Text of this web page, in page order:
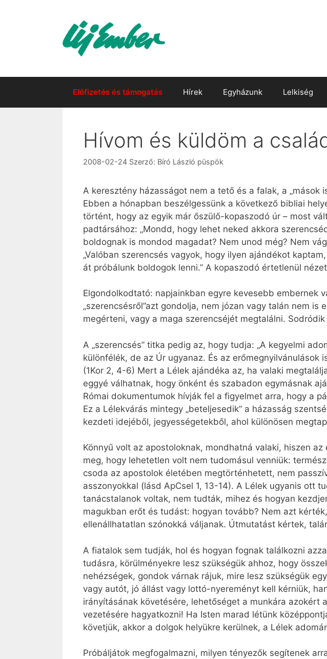
Előfizetés és támogatás Hírek Egyházunk Lelkiség
Hívom és küldöm a
2008-02-24 Szerző: Bíró László püspök
A keresztény házasságot nem a tető és a falak, a
Ebben a hónapban beszélgessünk a következő bibliai
történt, hogy az egyik már őszülő-kopaszodó úr – most
padtársához: „Mondd, hogy lehet neked akkora
boldognak is mondod magadat? Nem unod még? Nem
„Valóban szerencsés vagyok, hogy ilyen ajándékot
át próbálunk boldogok lenni.” A kopaszodó értetlenül
Elgondolkodtató: napjainkban egyre kevesebb embernek
„szerencsésről”azt gondolja, nem józan vagy talán nem
megérteni, vagy a maga szerencséjét megtalálni.
A „szerencsés” titka pedig az, hogy tudja: „A kegyelmi
különfélék, de az Úr ugyanaz. És az
(1Kor 2, 4-6) Mert a Lélek ajándéka az, ha valaki
eggyé válhatnak, hogy önként és szabadon egymásnak
Római dokumentumok hívják fel a figyelmet arra, hogy a
Ez a Lélekvárás mintegy „beteljesedik” a házasság
kezdeti idejéből, jegyességetekből, ahol különösen
Könnyű volt az apostoloknak, mondhatná valaki, hiszen
meg, hogy lehetetlen volt nem tudomásul venniük:
csoda az apostolok életében megtörténhetett, nem
asszonyokkal (lásd ApCsel 1, 13-14). A Lélek ugyanis ott
tanácstalanok voltak, nem tudták, mihez és hogyan
magukban erőt és tudást: hogyan tovább? Nem azt
ellenállhatatlan szónokká váljanak. Útmutatást kértek,
A fiatalok sem tudják, hol és hogyan fognak találkozni
tudásra, körülményekre lesz szükségük ahhoz, hogy
nehézségek, gondok várnak rájuk, mire lesz szükségük
vagy autót, jó állást vagy lottó-nyereményt kell kérniük,
irányításának követésére, lehetőséget a munkára
vezetésére hagyatkozni! Ha Isten marad létünk
követjük, akkor a dolgok helyükre kerülnek, a Lélek
Próbáljátok megfogalmazni, milyen tényezők segítenek